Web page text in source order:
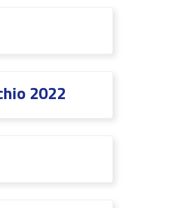
2022